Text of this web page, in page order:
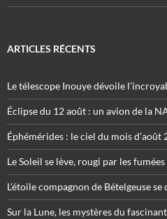
ARTICLES RÉCENTS
Le télescope Inouye dévoile
Éclipse du 12 août : un avion de la
Éphémérides : le ciel du mois d’août
Le Soleil se lève, rougi par les
L’étoile compagnon de Bételgeuse
Sur la Lune, les mystères du